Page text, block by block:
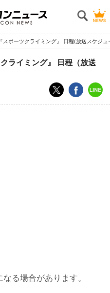
スポーツクライミング』 日程(放送スケジュ
ライミング』 日程（放送
る場合があります。